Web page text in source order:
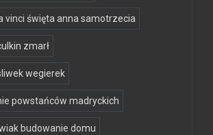
vinci święta anna samotrzecia
zmarł
wegierek
powstańców madryckich
budowanie domu